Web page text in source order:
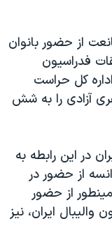
از حضور بانوان
فدراسیون
کل حراست
سالن ۱۲ هزار نفری آزادی را به شش
در این رابطه به
از حضور در
از حضور
ایران، نیز